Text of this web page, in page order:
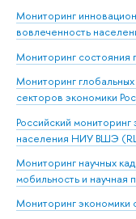
Мониторинг
вовлеченность
Мониторинг состояния
Мониторинг
секторов экономики
Российский
населения НИУ ВШЭ
Мониторинг научных
мобильность и научная
Мониторинг экономики